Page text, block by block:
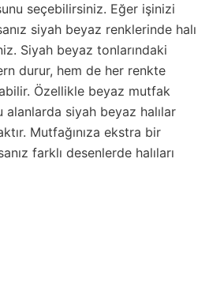
seçebilirsiniz. Eğer işinizi
siyah beyaz renklerinde halı
Siyah beyaz tonlarındaki
durur, hem de her renkte
Özellikle beyaz mutfak
alanlarda siyah beyaz halılar
Mutfağınıza ekstra bir
farklı desenlerde halıları